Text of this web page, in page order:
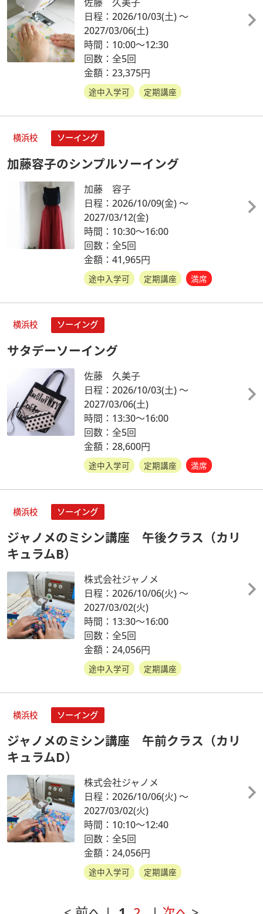
日程：2026/10/03(土)～
2027/03/06(土)
時間：10:00～12:30
回数：全5回
金額：23,375円
途中入学可 定期講座
横浜校 ソーイング
加藤容子のシンプルソーイング
加藤 容子
日程：2026/10/09(金)～
2027/03/12(金)
時間：10:30～16:00
回数：全5回
金額：41,965円
途中入学可 定期講座 満席
横浜校 ソーイング
サタデーソーイング
佐藤 久美子
日程：2026/10/03(土)～
2027/03/06(土)
時間：13:30～16:00
回数：全5回
金額：28,600円
途中入学可 定期講座 満席
横浜校 ソーイング
ジャノメのミシン講座 午後クラス（カリ
キュラムB）
株式会社ジャノメ
日程：2026/10/06(火)～
2027/03/02(火)
時間：13:30～16:00
回数：全5回
金額：24,056円
途中入学可 定期講座
横浜校 ソーイング
ジャノメのミシン講座 午前クラス（カリ
キュラムD）
株式会社ジャノメ
日程：2026/10/06(火)～
2027/03/02(火)
時間：10:10～12:40
回数：全5回
金額：24,056円
途中入学可 定期講座